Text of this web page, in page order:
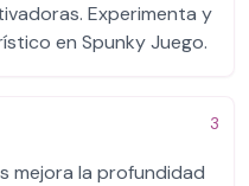
Experimenta y
en Spunky Juego.
3
mejora la profundidad